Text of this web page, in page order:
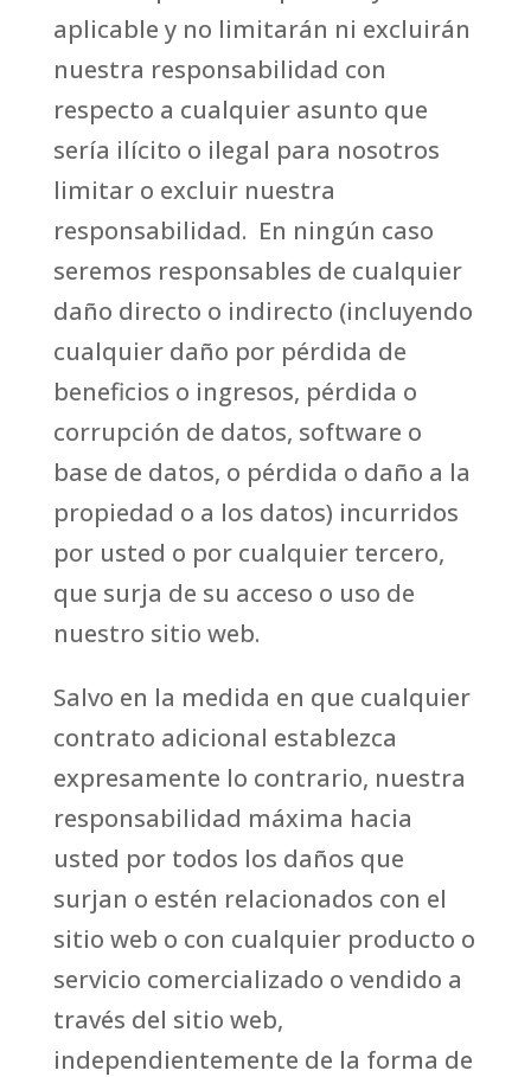
aplicable y no limitarán ni excluirán
nuestra responsabilidad con
respecto a cualquier asunto que
sería ilícito o ilegal para nosotros
limitar o excluir nuestra
responsabilidad. En ningún caso
seremos responsables de cualquier
daño directo o indirecto (incluyendo
cualquier daño por pérdida de
beneficios o ingresos, pérdida o
corrupción de datos, software o
base de datos, o pérdida o daño a la
propiedad o a los datos) incurridos
por usted o por cualquier tercero,
que surja de su acceso o uso de
nuestro sitio web.
Salvo en la medida en que cualquier
contrato adicional establezca
expresamente lo contrario, nuestra
responsabilidad máxima hacia
usted por todos los daños que
surjan o estén relacionados con el
sitio web o con cualquier producto o
servicio comercializado o vendido a
través del sitio web,
independientemente de la forma de